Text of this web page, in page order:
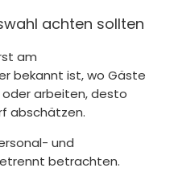
achten sollten
am
bekannt ist, wo Gäste
arbeiten, desto
abschätzen.
und
betrachten.